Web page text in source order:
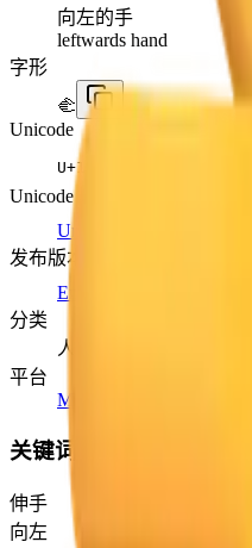
向左的手
leftwards hand
字形
🫲
Unicode
U+1FAF2
Unicode 版本
Unicode 14.0
发布版本
Emoji 14.0
分类
人物与身体
平台
Microsoft 3D Fluent Emoji
关键词
伸手
向左